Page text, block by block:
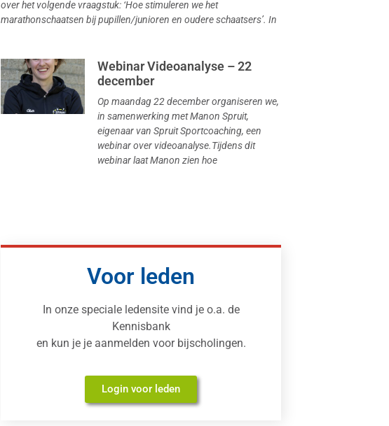
over het volgende vraagstuk: ‘Hoe stimuleren we het
marathonschaatsen bij pupillen/junioren en oudere schaatsers’. In
Webinar Videoanalyse – 22
december
Op maandag 22 december organiseren we,
in samenwerking met Manon Spruit,
eigenaar van Spruit Sportcoaching, een
webinar over videoanalyse.Tijdens dit
webinar laat Manon zien hoe
Voor leden
In onze speciale ledensite vind je o.a. de
Kennisbank
en kun je je aanmelden voor bijscholingen.
Login voor leden